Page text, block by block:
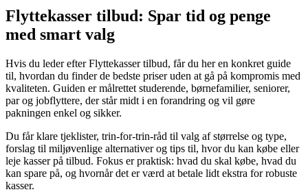
Flyttekasser tilbud: Spar tid og penge
med smart valg
Hvis du leder efter Flyttekasser tilbud, får du her en konkret guide
til, hvordan du finder de bedste priser uden at gå på kompromis med
kvaliteten. Guiden er målrettet studerende, børnefamilier, seniorer,
par og jobflyttere, der står midt i en forandring og vil gøre
pakningen enkel og sikker.
Du får klare tjeklister, trin-for-trin-råd til valg af størrelse og type,
forslag til miljøvenlige alternativer og tips til, hvor du kan købe eller
leje kasser på tilbud. Fokus er praktisk: hvad du skal købe, hvad du
kan spare på, og hvornår det er værd at betale lidt ekstra for robuste
kasser.